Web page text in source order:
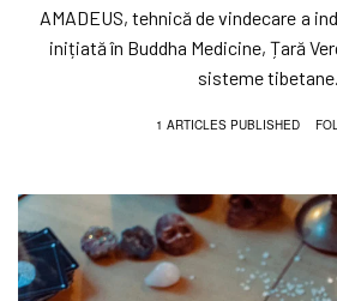
AMADEUS, tehnică de vindecare a
inițiată în Buddha Medicine, Țară
sisteme tibetane.
1 ARTICLES PUBLISHED